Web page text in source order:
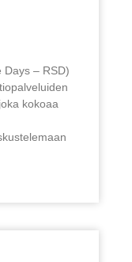
Days – RSD)
kokoaa